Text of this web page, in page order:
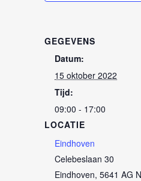
GEGEVENS
Datum:
15 oktober 2022
Tijd:
09:00 - 17:00
LOCATIE
Eindhoven
Celebeslaan 30
Eindhoven, 5641 AG